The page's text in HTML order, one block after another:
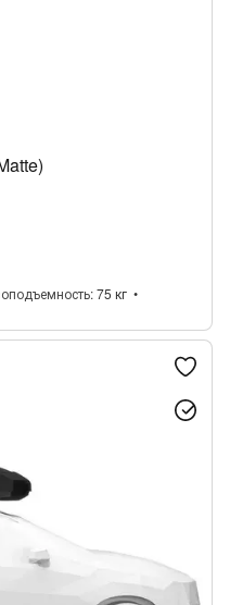
75 кг